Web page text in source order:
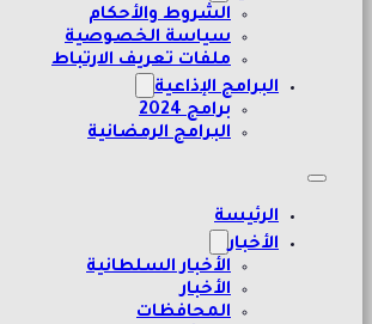
الشروط والأحكام
سياسة الخصوصية
ملفات تعريف الارتباط
البرامج الإذاعية
برامج 2024
البرامج الرمضانية
الرئيسة
الأخبار
الأخبار السلطانية
الأخبار
المحافظات